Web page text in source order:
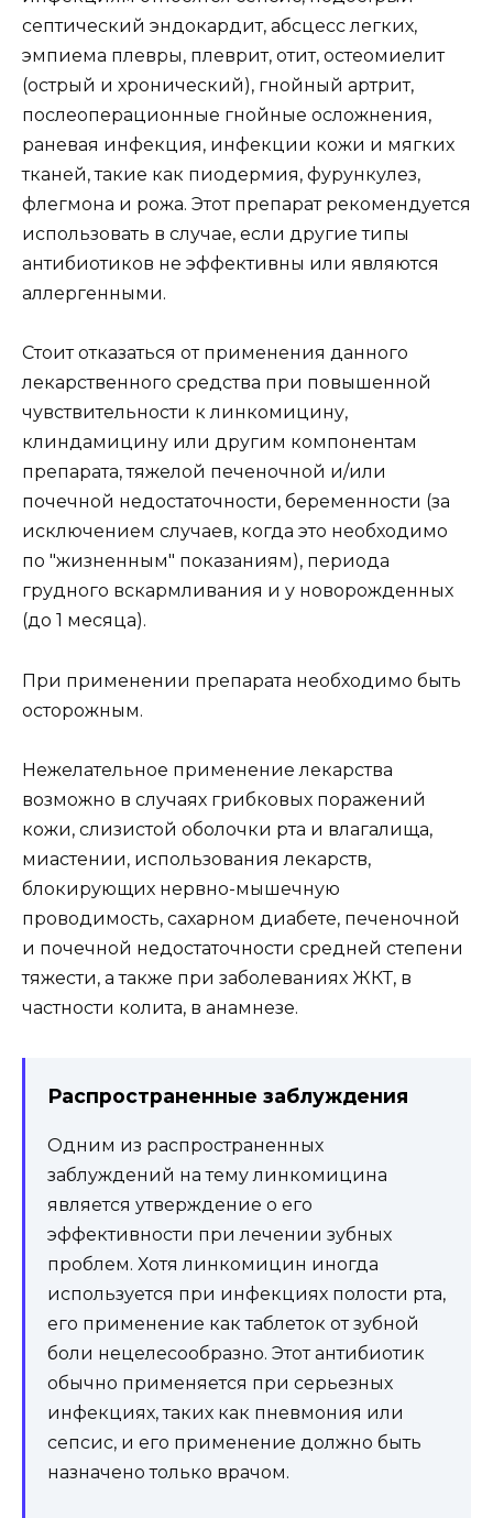
септический эндокардит, абсцесс легких,
эмпиема плевры, плеврит, отит, остеомиелит
(острый и хронический), гнойный артрит,
послеоперационные гнойные осложнения,
раневая инфекция, инфекции кожи и мягких
тканей, такие как пиодермия, фурункулез,
флегмона и рожа. Этот препарат рекомендуется
использовать в случае, если другие типы
антибиотиков не эффективны или являются
аллергенными.
Стоит отказаться от применения данного
лекарственного средства при повышенной
чувствительности к линкомицину,
клиндамицину или другим компонентам
препарата, тяжелой печеночной и/или
почечной недостаточности, беременности (за
исключением случаев, когда это необходимо
по "жизненным" показаниям), периода
грудного вскармливания и у новорожденных
(до 1 месяца).
При применении препарата необходимо быть
осторожным.
Нежелательное применение лекарства
возможно в случаях грибковых поражений
кожи, слизистой оболочки рта и влагалища,
миастении, использования лекарств,
блокирующих нервно-мышечную
проводимость, сахарном диабете, печеночной
и почечной недостаточности средней степени
тяжести, а также при заболеваниях ЖКТ, в
частности колита, в анамнезе.
Распространенные заблуждения
Одним из распространенных
заблуждений на тему линкомицина
является утверждение о его
эффективности при лечении зубных
проблем. Хотя линкомицин иногда
используется при инфекциях полости рта,
его применение как таблеток от зубной
боли нецелесообразно. Этот антибиотик
обычно применяется при серьезных
инфекциях, таких как пневмония или
сепсис, и его применение должно быть
назначено только врачом.